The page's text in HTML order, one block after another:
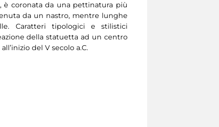
è coronata da una pettinatura più
da un nastro, mentre lunghe
Caratteri tipologici e stilistici
della statuetta ad un centro
del V secolo a.C.